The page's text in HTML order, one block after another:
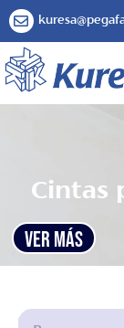
Cintas
VER MÁS